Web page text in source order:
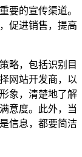
要的宣传渠道。
促进销售，提高
略，包括识别目
网站开发商，以
象，清楚地了解
意度。此外，当
信息，都要简洁